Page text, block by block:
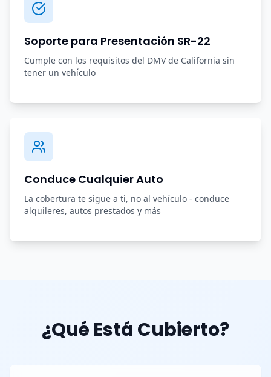
Soporte para Presentación SR-22
Cumple con los requisitos del DMV de California sin
tener un vehículo
Conduce Cualquier Auto
La cobertura te sigue a ti, no al vehículo - conduce
alquileres, autos prestados y más
¿Qué Está Cubierto?